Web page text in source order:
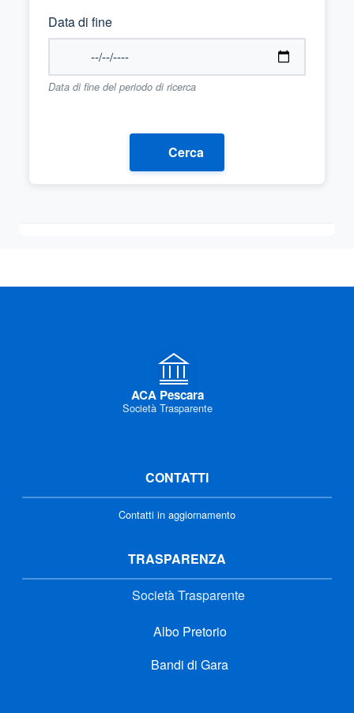
Data di fine
Data di fine del periodo di ricerca
Cerca
ACA Pescara
Società Trasparente
CONTATTI
Contatti in aggiornamento
TRASPARENZA
Società Trasparente
Albo Pretorio
Bandi di Gara